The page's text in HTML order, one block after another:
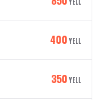
400YELL
350YELL